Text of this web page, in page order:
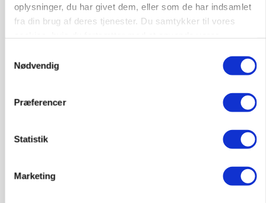
oplysninger, du har givet dem, eller som de har indsamlet
fra din brug af deres tjenester. Du samtykker til vores
Nødvendig
Præferencer
Statistik
Marketing
POLITIK
gødskningslov